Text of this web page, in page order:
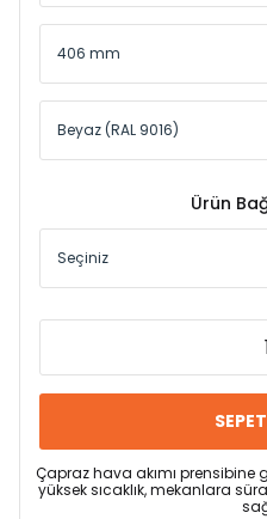
Ürün
Çapraz hava akımı prensibine
yüksek sıcaklık, mekanlara